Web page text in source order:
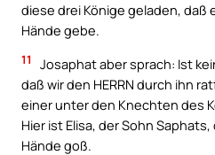
diese drei Könige geladen, daß
Hände gebe.
11
Josaphat aber sprach: Ist
daß wir den HERRN durch ihn
einer unter den Knechten des
Hier ist Elisa, der Sohn Saphats,
Hände goß.